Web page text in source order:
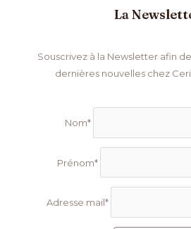
La
Souscrivez à la Newsletter afin
dernières nouvelles chez
Nom*
Prénom*
Adresse mail*